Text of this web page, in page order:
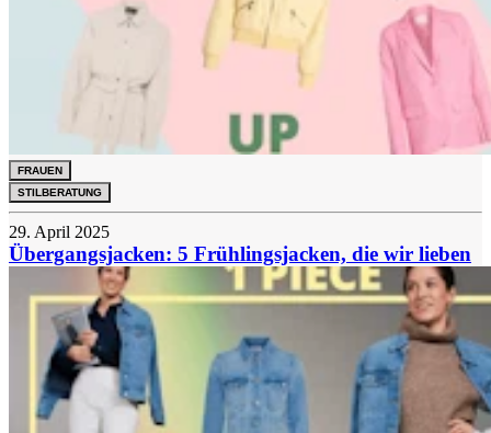
FRAUEN
STILBERATUNG
29. April 2025
Übergangsjacken: 5 Frühlingsjacken, die wir lieben